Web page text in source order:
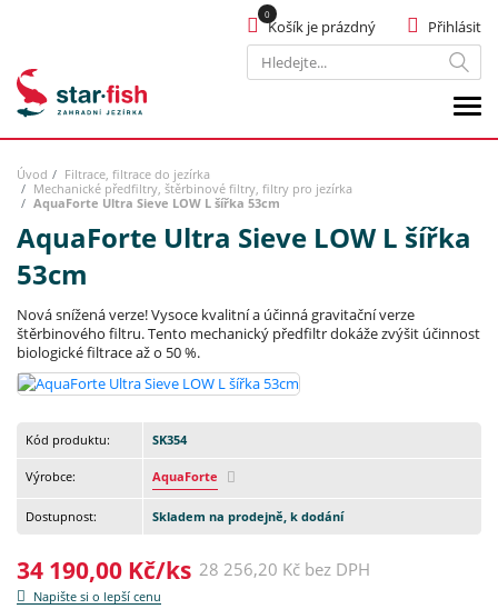
Hledat
Přihlásit
Košík je prázdný
Úvod
Filtrace, filtrace do jezírka
Mechanické předfiltry, štěrbinové filtry, filtry pro jezírka
AquaForte Ultra Sieve LOW L šířka 53cm
AquaForte Ultra Sieve LOW L šířka
53cm
Nová snížená verze! Vysoce kvalitní a účinná gravitační verze
štěrbinového filtru. Tento mechanický předfiltr dokáže zvýšit účinnost
biologické filtrace až o 50 %.
Kód produktu: SK354
Výrobce: AquaForte
Dostupnost: Skladem na prodejně, k dodání
34 190,00 Kč/ks 28 256,20 Kč bez DPH
Napište si o lepší cenu